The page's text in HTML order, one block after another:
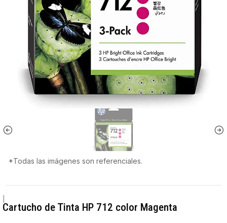
*Todas las imágenes son referenciales.
Cartucho de Tinta HP 712 color Magenta